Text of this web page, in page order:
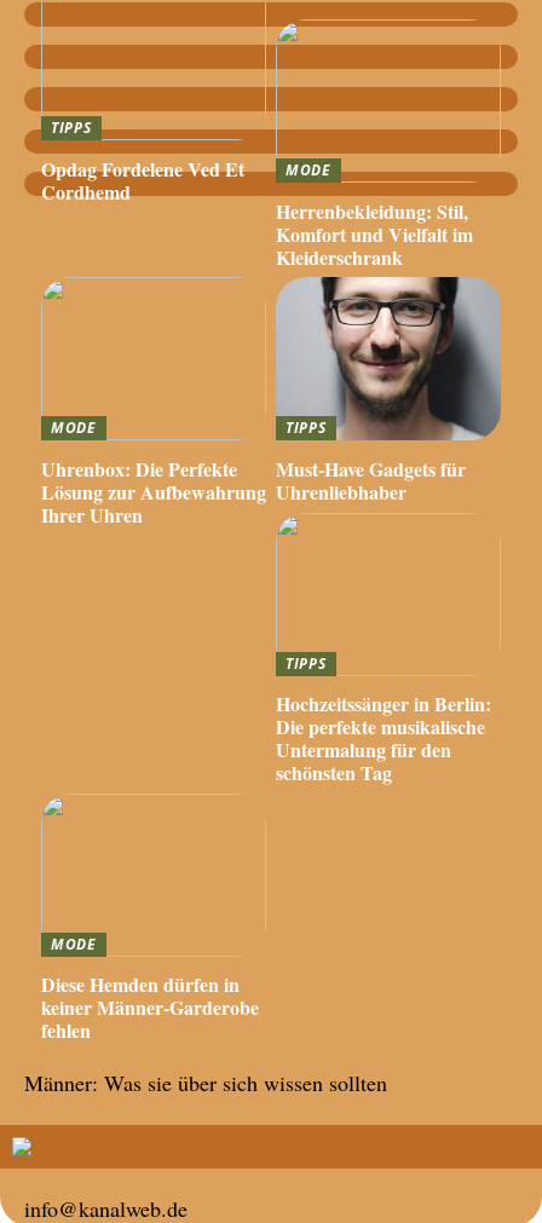
TIPPS
Opdag Fordelene Ved Et
Cordhemd
MODE
Herrenbekleidung: Stil,
Komfort und Vielfalt im
Kleiderschrank
MODE
Uhrenbox: Die Perfekte
Lösung zur Aufbewahrung
Ihrer Uhren
TIPPS
Must-Have Gadgets für
Uhrenliebhaber
TIPPS
Hochzeitssänger in Berlin:
Die perfekte musikalische
Untermalung für den
schönsten Tag
MODE
Diese Hemden dürfen in
keiner Männer-Garderobe
fehlen
Männer: Was sie über sich wissen sollten
info@kanalweb.de